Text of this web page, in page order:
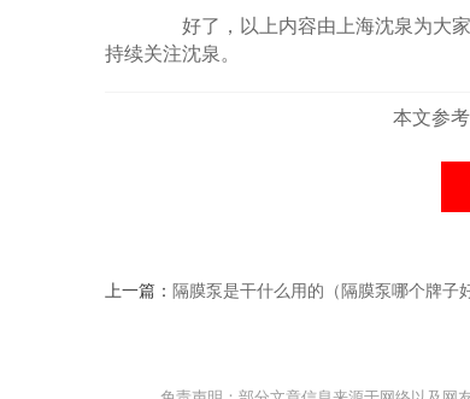
好了，以上内容由上海沈泉为大家
持续关注沈泉。
本文参
上一篇： 隔膜泵是干什么用的（隔膜泵哪个牌子